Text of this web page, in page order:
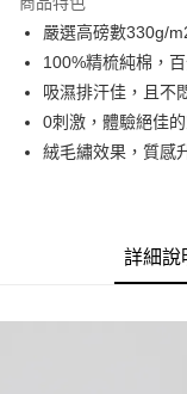
Google Pay
全盈+PAY
大哥付你分期
相關說明
【大哥付你分期使用說
3.實際核准額度、可分
4.訂單成立30分鐘內，
1.分期款項不併入電信
AFTEE先享後付是「在
２．便利：只要手機號
【「AFTEE先享後付」
每筆NT$70，滿
嚴選高磅數330g/
100%精梳純棉，
吸濕排汗佳，且不
0刺激，體驗絕佳
絨毛繡效果，質感
詳細說